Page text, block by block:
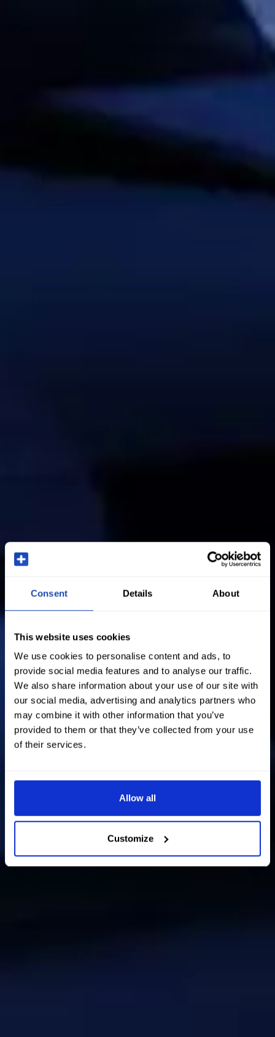
Consent Details About
This website uses cookies
We use cookies to personalise content and ads, to
provide social media features and to analyse our traffic.
We also share information about your use of our site with
our social media, advertising and analytics partners who
may combine it with other information that you’ve
provided to them or that they’ve collected from your use
of their services.
Allow all
Customize